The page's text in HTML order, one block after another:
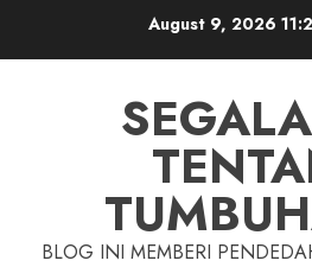
August 9, 2026
BLOG INI MEMBERI